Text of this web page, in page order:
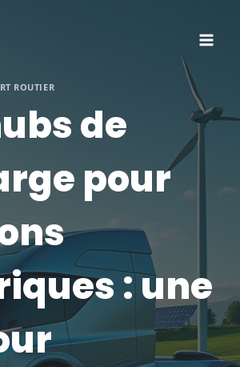
ROUTIER
de
pour
: une